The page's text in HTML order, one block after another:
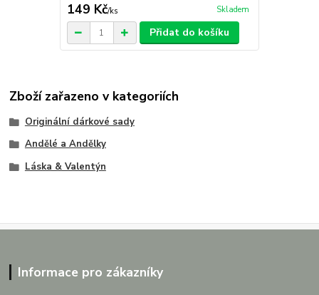
149 Kč/ks Skladem
Přidat do košíku
Zboží zařazeno v kategoriích
Originální dárkové sady
Andělé a Andělky
Láska & Valentýn
Informace pro zákazníky